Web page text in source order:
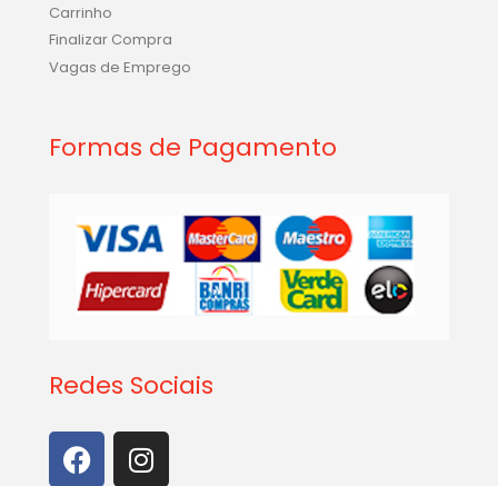
Carrinho
Finalizar Compra
Vagas de Emprego
Formas de Pagamento
Redes Sociais